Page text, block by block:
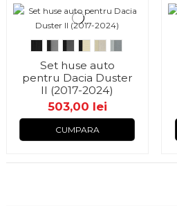
Set huse auto
pentru Dacia Duster
II (2017-2024)
503,00 lei
CUMPARA